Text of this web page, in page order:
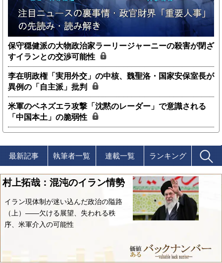
保守穏健派の大物政治家ラーリージャーニーの殺害が閉ざ
すイランとの交渉可能性
李在明政権「実用外交」の中核、魏聖洛・国家安保室長が
異例の「自主派」批判
米軍のベネズエラ攻撃「沈黙のレーダー」で意識される
「中国本土」の脆弱性
最新記事 執筆者一覧 連載一覧 ランキング
村上拓哉：混沌のイラン情勢
イラン現体制が迷い込んだ政治の隘路
（上）――欠ける展望、失われる秩
序、米軍介入の可能性